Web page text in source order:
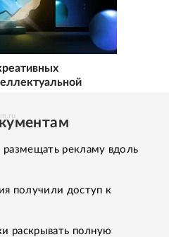
рекламу вдоль
получили доступ к
раскрывать полную